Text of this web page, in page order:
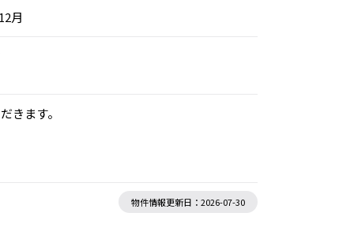
月
きます。
物件情報更新日：2026-07-30